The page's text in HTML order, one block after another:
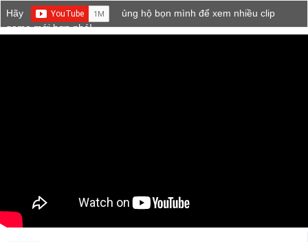
Hãy
ủng hộ bọn mình để xem nhiều clip
game mới hơn nhé!